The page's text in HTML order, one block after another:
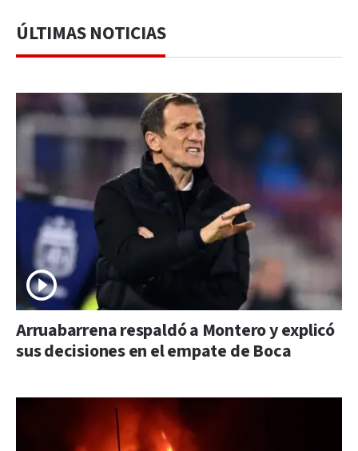
ÚLTIMAS NOTICIAS
Arruabarrena respaldó a Montero y explicó
sus decisiones en el empate de Boca